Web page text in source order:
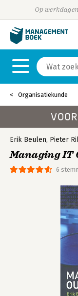
Op
Organisatiekunde
6
Erik Beulen, Pieter
Managing IT